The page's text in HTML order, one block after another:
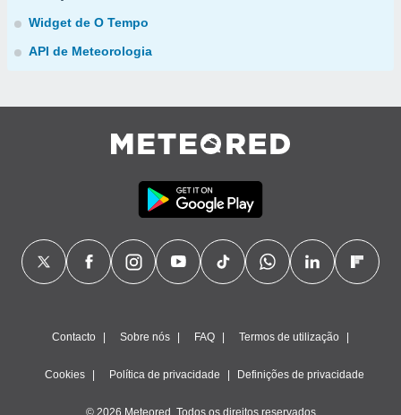
Widget de O Tempo
API de Meteorologia
Contacto Sobre nós FAQ Termos de utilização
Cookies Política de privacidade Definições de privacidade
© 2026 Meteored. Todos os direitos reservados